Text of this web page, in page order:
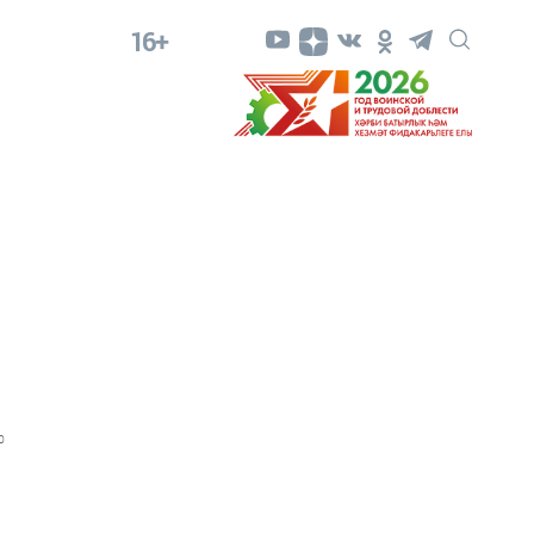
16+